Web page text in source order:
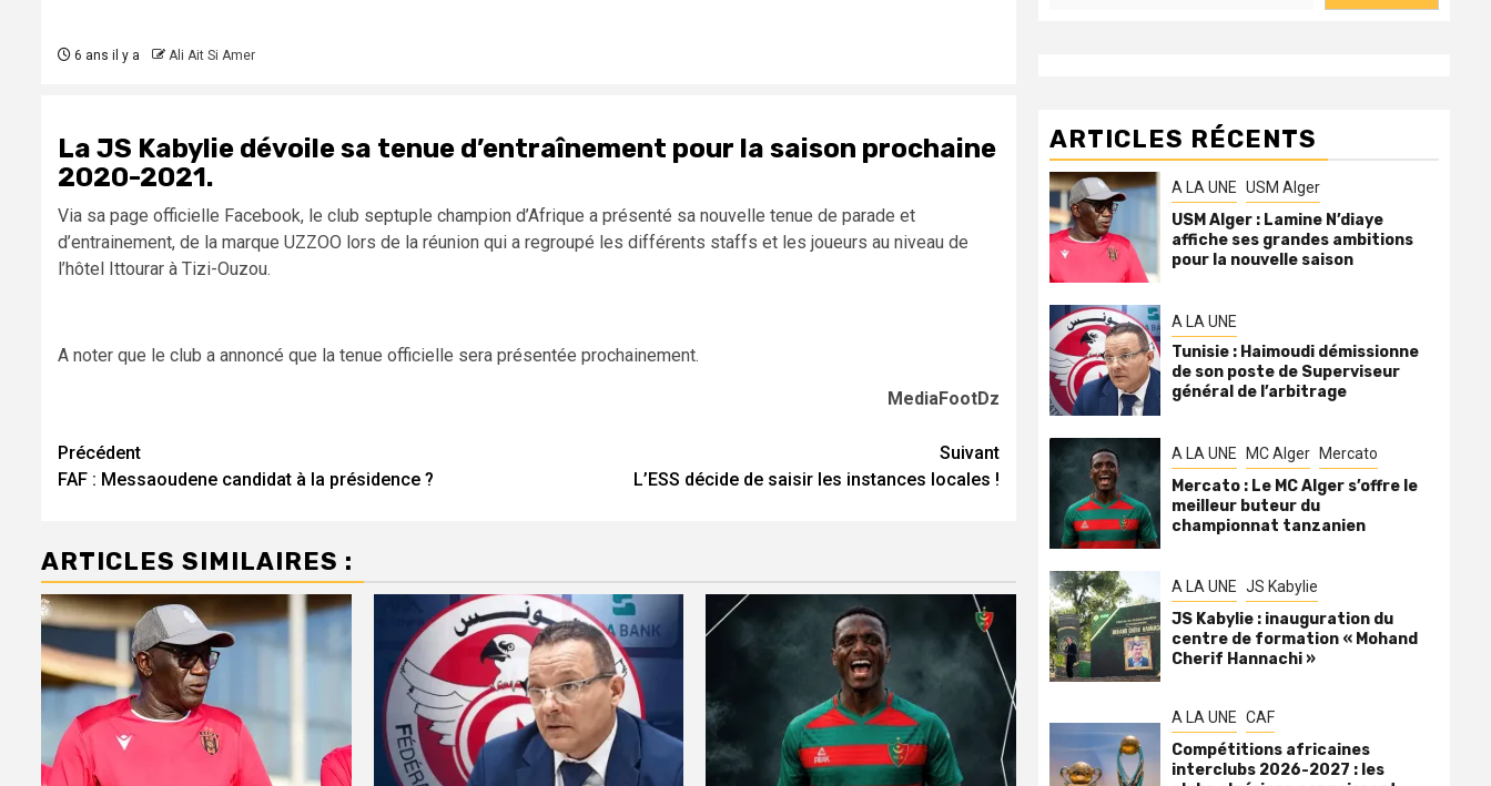
6 ans il y a Ali Ait Si Amer
La JS Kabylie dévoile sa tenue d’entraînement pour la saison prochaine
2020-2021.
Via sa page officielle Facebook, le club septuple champion d’Afrique a présenté sa nouvelle tenue de parade et
d’entrainement, de la marque UZZOO lors de la réunion qui a regroupé les différents staffs et les joueurs au niveau de
l’hôtel Ittourar à Tizi-Ouzou.
A noter que le club a annoncé que la tenue officielle sera présentée prochainement.
MediaFootDz
Navigation
d’article
Précédent
FAF : Messaoudene candidat à la présidence ?
Suivant
L’ESS décide de saisir les instances locales !
ARTICLES SIMILAIRES :
ARTICLES RÉCENTS
A LA UNE USM Alger
USM Alger : Lamine N’diaye
affiche ses grandes ambitions
pour la nouvelle saison
A LA UNE
Tunisie : Haimoudi démissionne
de son poste de Superviseur
général de l’arbitrage
A LA UNE MC Alger Mercato
Mercato : Le MC Alger s’offre le
meilleur buteur du
championnat tanzanien
A LA UNE JS Kabylie
JS Kabylie : inauguration du
centre de formation « Mohand
Cherif Hannachi »
A LA UNE CAF
Compétitions africaines
interclubs 2026-2027 : les